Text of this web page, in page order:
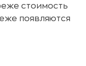
стоимость
появляются